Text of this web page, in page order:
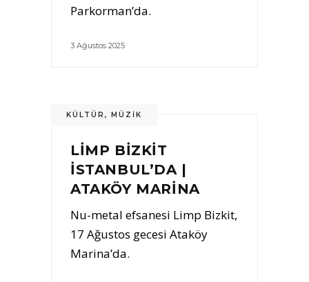
Parkorman’da.
3 Ağustos 2025
KÜLTÜR , MÜZIK
LİMP BİZKİT
İSTANBUL’DA |
ATAKÖY MARİNA
Nu-metal efsanesi Limp Bizkit,
17 Ağustos gecesi Ataköy
Marina’da.